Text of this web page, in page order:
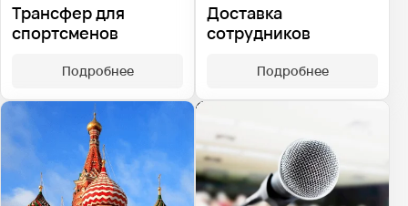
Трансфер для
спортсменов
Подробнее
Доставка
сотрудников
Подробнее